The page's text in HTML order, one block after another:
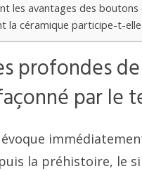
les avantages des
la céramique participe-t-
profondes
par le
évoque
la préhistoire, le